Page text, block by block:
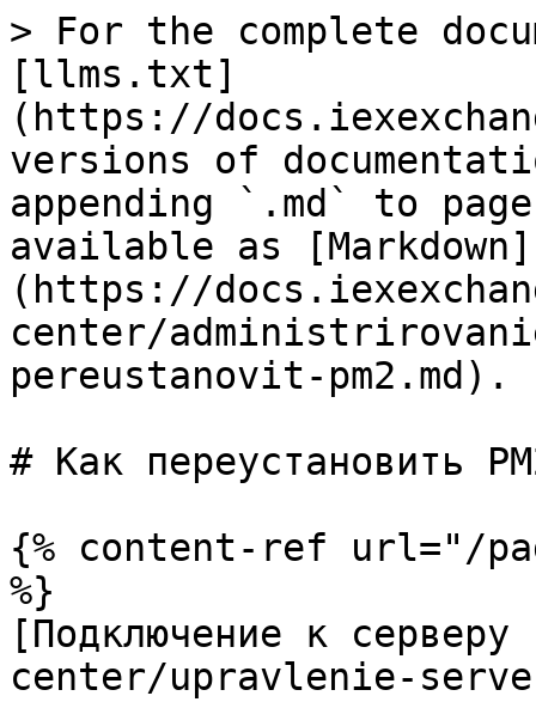
> For the complete
[llms.txt]
(https://
versions of
appending `.md` to
available as [Markdown]
(https://
center/
pereustanovit-pm2.md).
# Как переустановить
{% content-ref url="/
%}
[Подключение к
center/upravlenie-